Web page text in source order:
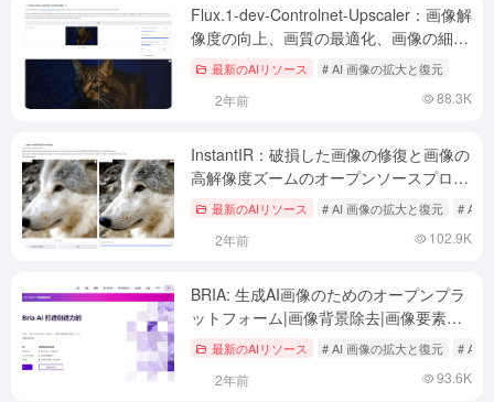
Flux.1-dev-Controlnet-Upscaler：画像解
像度の向上、画質の最適化、画像の細部
の強化
最新のAIリソース # AI 画像の拡大と復元
2年前 88.3K
InstantIR：破損した画像の修復と画像の
高解像度ズームのオープンソースプロジ
ェクト、最低16Gのビデオメモリ
最新のAIリソース # AI 画像の拡大と復元 # AI
2年前 102.9K
BRIA: 生成AI画像のためのオープンプラ
ットフォーム|画像背景除去|画像要素編
集|RMBG
最新のAIリソース # AI 画像の拡大と復元 # AI
2年前 93.6K